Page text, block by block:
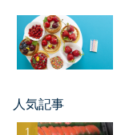
人気記事